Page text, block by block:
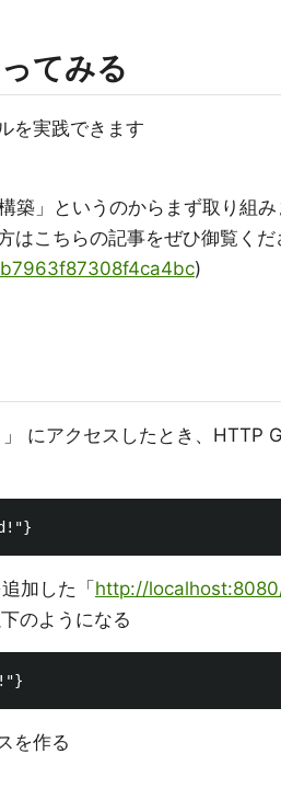
てみる
を実践できます
築」というのからまず取り組み
はこちらの記事をぜひ御覧くだ
)
」 にアクセスしたとき、HTTP
加した「 http://
のようになる
を作る